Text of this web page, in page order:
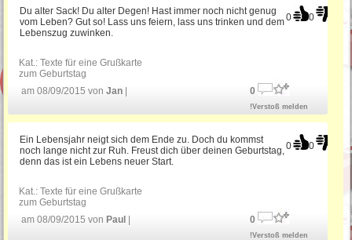
0 0
Du alter Sack! Du alter Degen! Hast immer noch nicht genug
vom Leben? Gut so! Lass uns feiern, lass uns trinken und dem
Lebenszug zuwinken.
Kat.:Texte für eine Grußkarte
zum Geburtstag
am 08/09/2015 vonJan 0
!Verstoß melden
0 0
Ein Lebensjahr neigt sich dem Ende zu. Doch du kommst
noch lange nicht zur Ruh. Freust dich über deinen Geburtstag,
denn das ist ein Lebens neuer Start.
Kat.:Texte für eine Grußkarte
zum Geburtstag
am 08/09/2015 von Paul 0
!Verstoß melden